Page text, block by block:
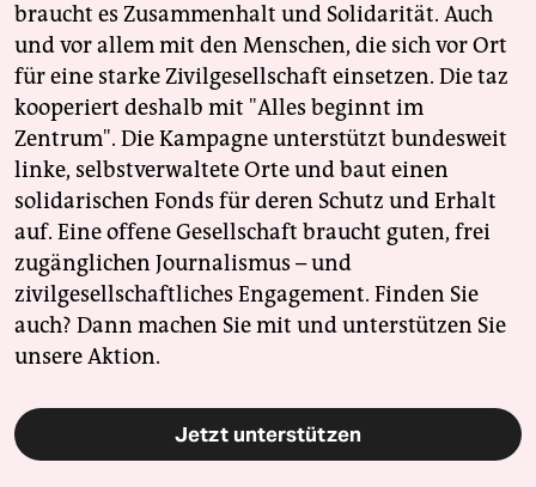
braucht es Zusammenhalt und Solidarität. Auch
und vor allem mit den Menschen, die sich vor Ort
für eine starke Zivilgesellschaft einsetzen. Die taz
kooperiert deshalb mit "Alles beginnt im
Zentrum". Die Kampagne unterstützt bundesweit
linke, selbstverwaltete Orte und baut einen
solidarischen Fonds für deren Schutz und Erhalt
auf. Eine offene Gesellschaft braucht guten, frei
zugänglichen Journalismus – und
zivilgesellschaftliches Engagement. Finden Sie
auch? Dann machen Sie mit und unterstützen Sie
unsere Aktion.
Jetzt unterstützen